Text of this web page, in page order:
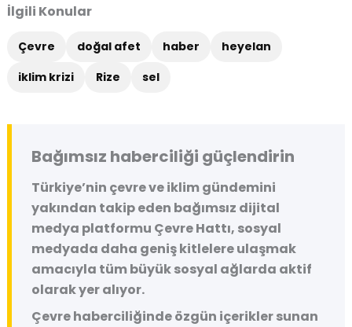
İlgili Konular
Çevre doğal afet haber
heyelan
iklim krizi
Rize sel
Bağımsız haberciliği güçlendirin
Türkiye’nin çevre ve iklim gündemini
yakından takip eden bağımsız dijital
medya platformu Çevre Hattı, sosyal
medyada daha geniş kitlelere ulaşmak
amacıyla tüm büyük sosyal ağlarda aktif
olarak yer alıyor.
Çevre haberciliğinde özgün içerikler sunan